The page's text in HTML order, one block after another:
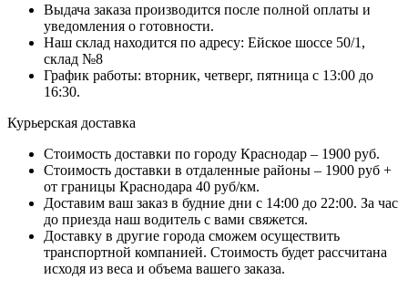
Выдача заказа производится после полной оплаты и
уведомления о готовности.
Наш склад находится по адресу: Ейское шоссе 50/1,
склад №8
График работы: вторник, четверг, пятница с 13:00 до
16:30.
Курьерская доставка
Стоимость доставки по городу Краснодар – 1900 руб.
Стоимость доставки в отдаленные районы – 1900 руб +
от границы Краснодара 40 руб/км.
Доставим ваш заказ в будние дни с 14:00 до 22:00. За час
до приезда наш водитель с вами свяжется.
Доставку в другие города сможем осуществить
транспортной компанией. Стоимость будет рассчитана
исходя из веса и объема вашего заказа.